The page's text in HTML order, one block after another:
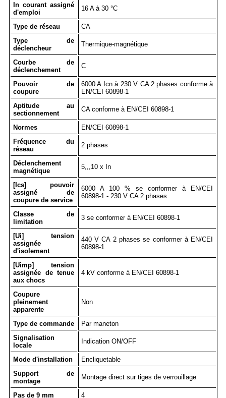
In courant assigné
d'emploi
16 A à 30 °C
Type de réseau
CA
Type de
déclencheur
Thermique-magnétique
Courbe de
déclenchement
C
Pouvoir de
coupure
6000 A Icn à 230 V CA 2 phases conforme à
EN/CEI 60898-1
Aptitude au
sectionnement
CA conforme à EN/CEI 60898-1
Normes
EN/CEI 60898-1
Fréquence du
réseau
2 phases
Déclenchement
magnétique
5,,,10 x In
[Ics] pouvoir
assigné de
coupure de service
6000 A 100 % se conformer à EN/CEI
60898-1 - 230 V CA 2 phases
Classe de
limitation
3 se conformer à EN/CEI 60898-1
[Ui] tension
assignée
d'isolement
440 V CA 2 phases se conformer à EN/CEI
60898-1
[Uimp] tension
assignée de tenue
aux chocs
4 kV conforme à EN/CEI 60898-1
Coupure
pleinement
apparente
Non
Type de commande
Par maneton
Signalisation
locale
Indication ON/OFF
Mode d'installation
Encliquetable
Support de
montage
Montage direct sur tiges de verrouillage
Pas de 9 mm 4